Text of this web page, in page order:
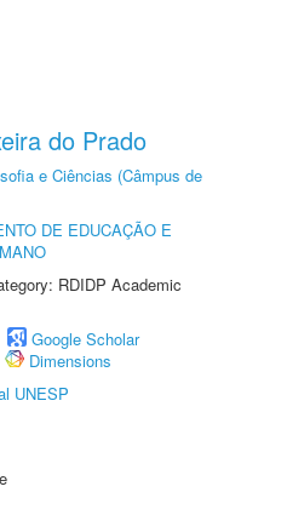
do Prado
e Ciências (Câmpus de
DE EDUCAÇÃO E
RDIDP Academic
Google Scholar
Dimensions
UNESP